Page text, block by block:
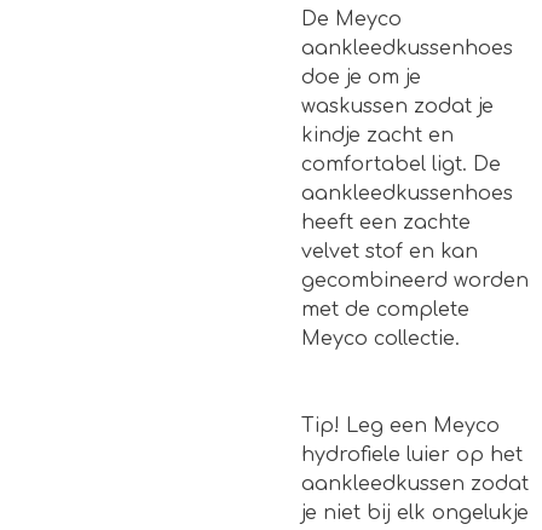
De Meyco
aankleedkussenhoes
doe je om je
waskussen zodat je
kindje zacht en
comfortabel ligt. De
aankleedkussenhoes
heeft een zachte
velvet stof en kan
gecombineerd worden
met de complete
Meyco collectie.
Tip! Leg een Meyco
hydrofiele luier op het
aankleedkussen zodat
je niet bij elk ongelukje